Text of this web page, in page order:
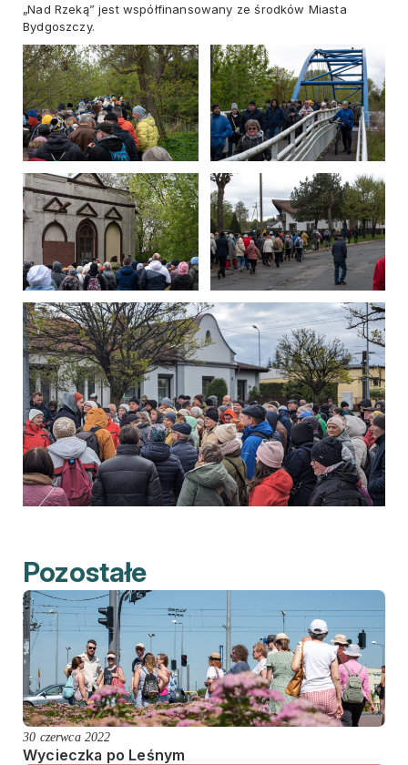
„Nad Rzeką” jest współfinansowany ze środków Miasta
Bydgoszczy.
Pozostałe
30 czerwca 2022
Wycieczka po Leśnym